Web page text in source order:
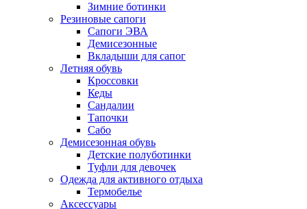
Зимние ботинки
Резиновые сапоги
Сапоги ЭВА
Демисезонные
Вкладыши для сапог
Летняя обувь
Кроссовки
Кеды
Сандалии
Тапочки
Сабо
Демисезонная обувь
Детские полуботинки
Туфли для девочек
Одежда для активного отдыха
Термобелье
Аксессуары